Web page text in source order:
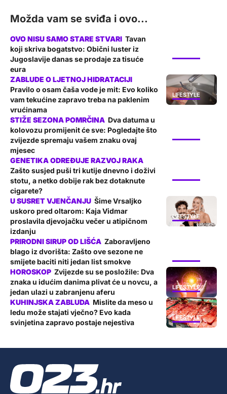
Možda vam se sviđa i ovo...
Tavan
koji skriva bogatstvo: Obični luster iz
Jugoslavije danas se prodaje za tisuće
eura
LIFESTYLE
Pravilo o osam čaša vode je mit: Evo koliko
vam tekućine zapravo treba na paklenim
vrućinama
Dva datuma u
kolovozu promijenit će sve: Pogledajte što
zvijezde spremaju vašem znaku ovaj
mjesec
Zašto susjed puši tri kutije dnevno i doživi
stotu, a netko dobije rak bez dotaknute
cigarete?
LIFESTYLE
Šime Vrsaljko
uskoro pred oltarom: Kaja Vidmar
proslavila djevojačku večer u atipičnom
izdanju
Zaboravljeno
blago iz dvorišta: Zašto ove sezone ne
smijete baciti niti jedan list smokve
LIFESTYLE
Zvijezde su se posložile: Dva
znaka u idućim danima plivat će u novcu, a
jedan ulazi u zabranjenu aferu
LIFESTYLE
Mislite da meso u
ledu može stajati vječno? Evo kada
svinjetina zapravo postaje nejestiva